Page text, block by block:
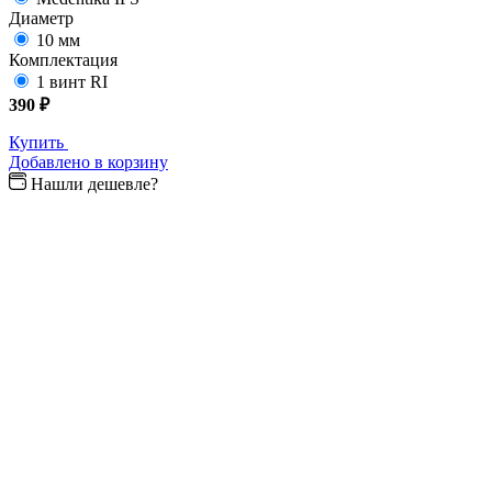
Диаметр
10 мм
Комплектация
1 винт RI
390 ₽
Купить
Добавлено в корзину
Нашли дешевле?